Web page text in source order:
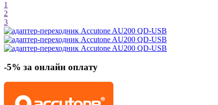
1
2
3
-5% за онлайн оплату